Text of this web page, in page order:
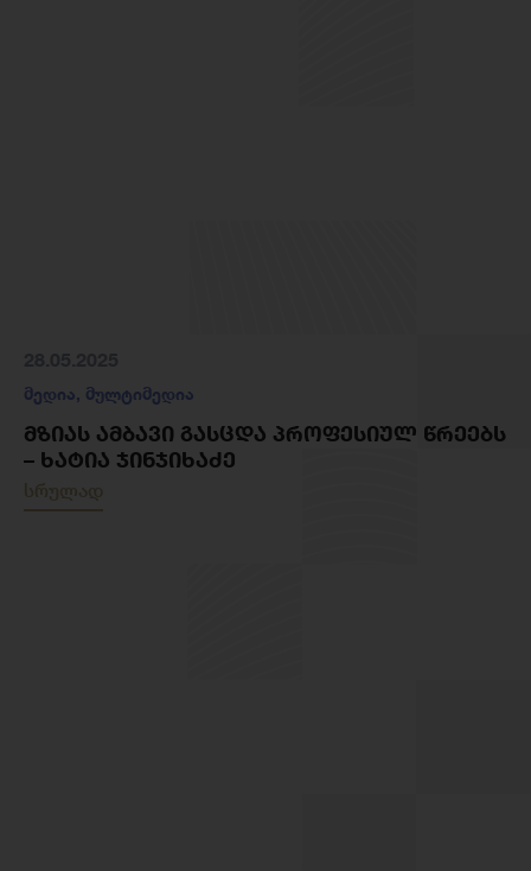
მედია, მულტიმედია
ᲛᲖᲘᲐᲡ ᲐᲛᲑᲐᲕᲘ ᲒᲐᲡᲪᲓᲐ ᲞᲠᲝᲤᲔᲡᲘᲣᲚ ᲬᲠᲔᲔᲑᲡ
– ᲮᲐᲢᲘᲐ ᲯᲘᲜᲯᲘᲮᲐᲫᲔ
სრულად